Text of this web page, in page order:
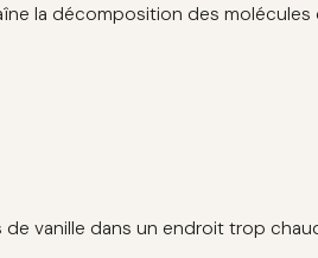
la décomposition des
vanille dans un endroit trop